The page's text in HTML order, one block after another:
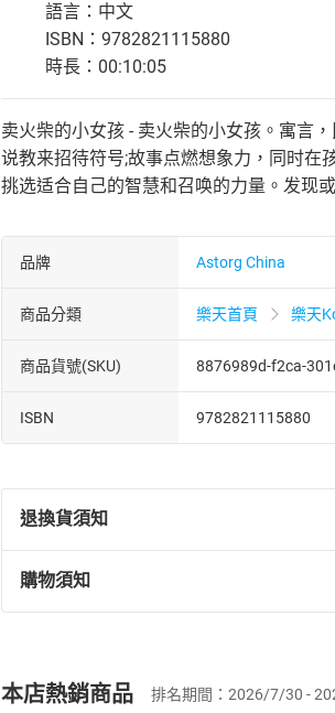
語言：中文
ISBN：9782821115880
時長：00:10:05
卖火柴的小女孩 - 卖火柴的小女孩。寓言
说教来招待符号;故事点燃想象力，同时在
挑选适合自己的智慧和召唤的力量。发现
品牌 Astorg China
商品分類 樂天首頁 樂天
商品貨號(SKU) 8876989d-f2ca-
ISBN 9782821115880
退換貨須知
退換貨規定：
(一)依消費者保護法第19條第1項後
(二)消費者訂購本店鋪之商品即代
購物須知
本店熱銷商品 排名期間：2026/7/30 -